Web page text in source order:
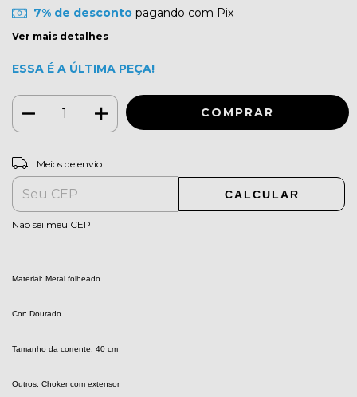
7% de descontopagando com Pix
Ver mais detalhes
ESSA É A ÚLTIMA PEÇA!
Entregas para o CEP:
Meios de envio
CALCULAR
Não sei meu CEP
Material: Metal folheado
Cor: Dourado
Tamanho da corrente: 40 cm
Outros: Choker com extensor